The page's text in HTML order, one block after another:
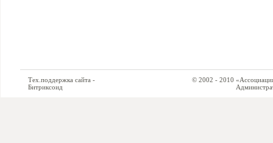
Тех.поддержка сайта -
Битриксоид
© 2002 - 2010 «Ассоциация